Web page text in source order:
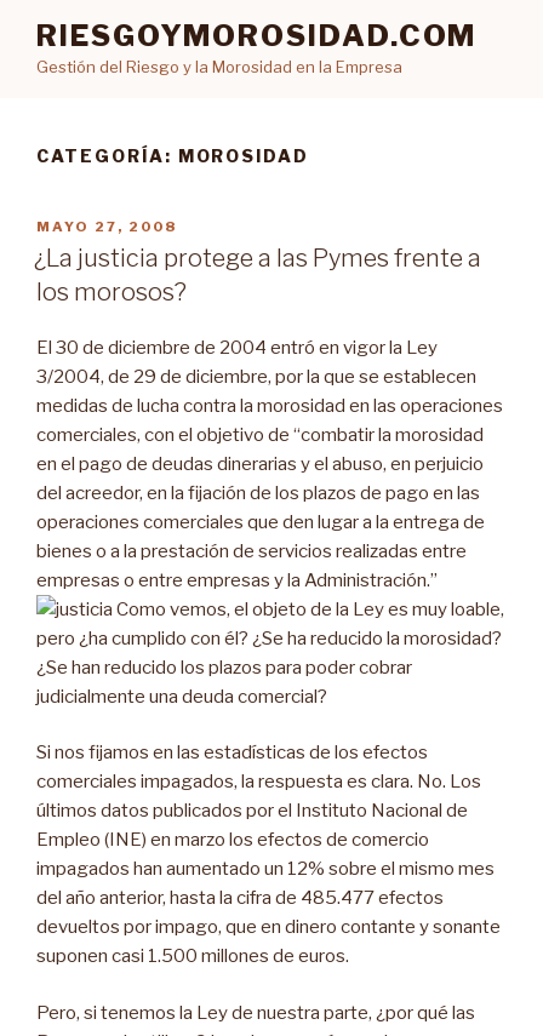
contenido
RIESGOYMOROSIDAD.COM
Gestión del Riesgo y la Morosidad en la Empresa
CATEGORÍA: MOROSIDAD
PUBLICADO
EN
MAYO 27, 2008
¿La justicia protege a las Pymes frente a
los morosos?
El 30 de diciembre de 2004 entró en vigor la Ley
3/2004, de 29 de diciembre, por la que se establecen
medidas de lucha contra la morosidad en las operaciones
comerciales, con el objetivo de “combatir la morosidad
en el pago de deudas dinerarias y el abuso, en perjuicio
del acreedor, en la fijación de los plazos de pago en las
operaciones comerciales que den lugar a la entrega de
bienes o a la prestación de servicios realizadas entre
empresas o entre empresas y la Administración.”
Como vemos, el objeto de la Ley es muy loable,
pero ¿ha cumplido con él? ¿Se ha reducido la morosidad?
¿Se han reducido los plazos para poder cobrar
judicialmente una deuda comercial?
Si nos fijamos en las estadísticas de los efectos
comerciales impagados, la respuesta es clara. No. Los
últimos datos publicados por el Instituto Nacional de
Empleo (INE) en marzo los efectos de comercio
impagados han aumentado un 12% sobre el mismo mes
del año anterior, hasta la cifra de 485.477 efectos
devueltos por impago, que en dinero contante y sonante
suponen casi 1.500 millones de euros.
Pero, si tenemos la Ley de nuestra parte, ¿por qué las